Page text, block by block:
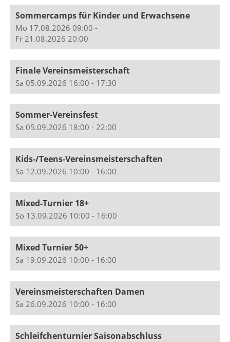
Sommercamps für Kinder und Erwachsene
Mo 17.08.2026 09:00 -
Fr 21.08.2026 20:00
Finale Vereinsmeisterschaft
Sa 05.09.2026 16:00 - 17:30
Sommer-Vereinsfest
Sa 05.09.2026 18:00 - 22:00
Kids-/Teens-Vereinsmeisterschaften
Sa 12.09.2026 10:00 - 16:00
Mixed-Turnier 18+
So 13.09.2026 10:00 - 16:00
Mixed Turnier 50+
Sa 19.09.2026 10:00 - 16:00
Vereinsmeisterschaften Damen
Sa 26.09.2026 10:00 - 16:00
Schleifchenturnier Saisonabschluss